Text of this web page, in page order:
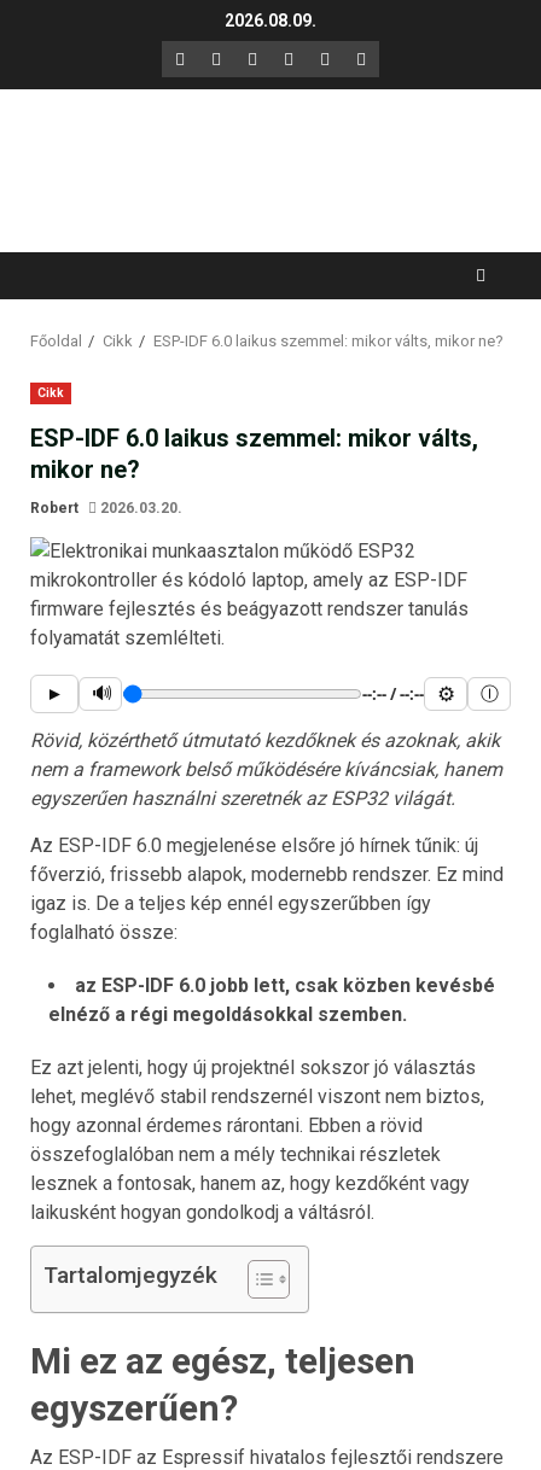
2026.08.09.
F X LinkedIn
YouTube
Instagram
GitHub
Főoldal Cikk ESP-IDF 6.0 laikus szemmel: mikor válts, mikor ne?
Cikk
ESP-IDF 6.0 laikus szemmel: mikor válts,
mikor ne?
Robert 2026.03.20.
► 🔊 --:-- / --:-- ⚙ Ⓘ
Rövid, közérthető útmutató kezdőknek és azoknak, akik
nem a framework belső működésére kíváncsiak, hanem
egyszerűen használni szeretnék az ESP32 világát.
Az ESP-IDF 6.0 megjelenése elsőre jó hírnek tűnik: új
főverzió, frissebb alapok, modernebb rendszer. Ez mind
igaz is. De a teljes kép ennél egyszerűbben így
foglalható össze:
az ESP-IDF 6.0 jobb lett, csak közben kevésbé
elnéző a régi megoldásokkal szemben.
Ez azt jelenti, hogy új projektnél sokszor jó választás
lehet, meglévő stabil rendszernél viszont nem biztos,
hogy azonnal érdemes rárontani. Ebben a rövid
összefoglalóban nem a mély technikai részletek
lesznek a fontosak, hanem az, hogy kezdőként vagy
laikusként hogyan gondolkodj a váltásról.
Tartalomjegyzék
Mi ez az egész, teljesen
egyszerűen?
Az ESP-IDF az Espressif hivatalos fejlesztői rendszere